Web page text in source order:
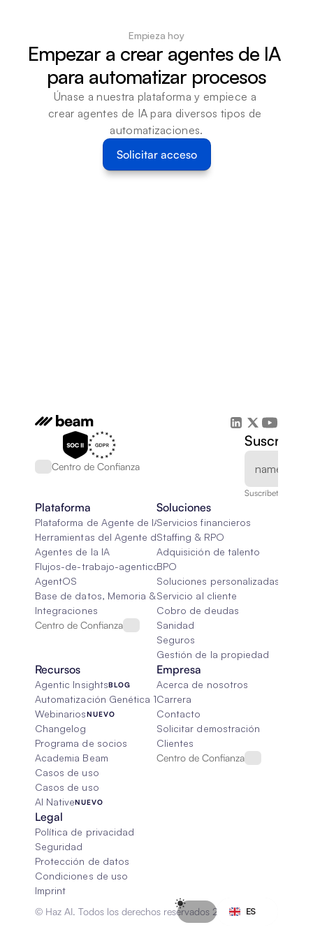
Empieza hoy
Empezar a crear agentes de IA
para automatizar procesos
Únase a nuestra plataforma y empiece a
crear agentes de IA para diversos tipos de
automatizaciones.
Solicitar acceso
Centro de Confianza
Suscríbete a
Plataforma
Plataforma de Agente de IA
Herramientas del Agente de IA
Agentes de la IA
Flujos-de-trabajo-agenticos
AgentOS
Base de datos, Memoria & Trapo
Integraciones
Centro de Confianza
Soluciones
Servicios financieros
Staffing & RPO
Adquisición de talento
BPO
Soluciones personalizadas de IA
Servicio al cliente
Cobro de deudas
Sanidad
Seguros
Gestión de la propiedad
Recursos
Agentic InsightsBLOG
Automatización Genética 101
WebinariosNUEVO
Changelog
Programa de socios
Academia Beam
Casos de uso
Casos de uso
AI NativeNUEVO
Empresa
Acerca de nosotros
Carrera
Contacto
Solicitar demostración
Clientes
Centro de Confianza
Legal
Política de privacidad
Seguridad
Protección de datos
Condiciones de uso
Imprint
© Haz AI. Todos los derechos reservados 2026
ES